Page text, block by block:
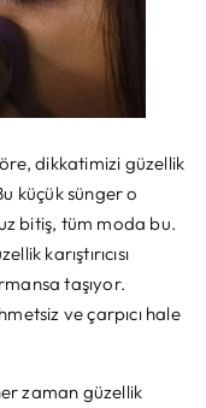
dikkatimizi güzellik
küçük sünger o
bitiş, tüm moda bu.
karıştırıcısı
taşıyor.
ve çarpıcı hale
zaman güzellik